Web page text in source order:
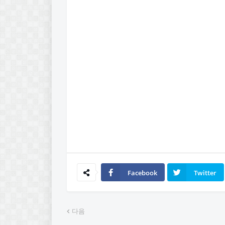
Facebook Twitter
다음